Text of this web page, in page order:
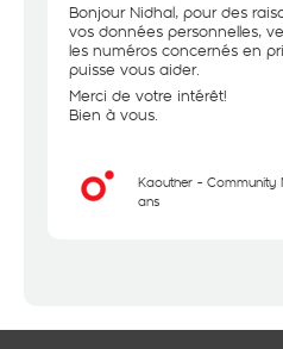
Bonjour Nidhal, pour des
vos données personnelles,
les numéros concernés en
puisse vous aider.
Merci de votre intérêt!
Bien à vous.
Kaouther - Community
ans